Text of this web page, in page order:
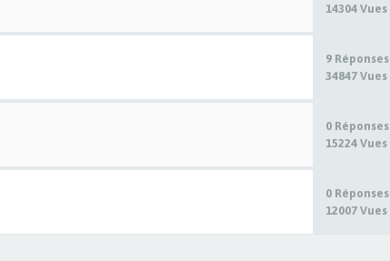
14304 Vues
9 Réponses
34847 Vues
0 Réponses
15224 Vues
0 Réponses
12007 Vues